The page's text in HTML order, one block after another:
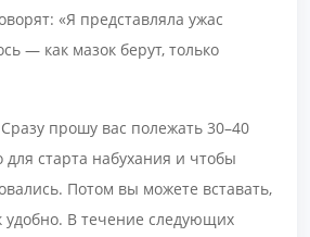
«Я представляла ужас
— как мазок берут, только
Сразу прошу вас полежать 30–40
старта набухания и чтобы
Потом вы можете вставать,
удобно. В течение следующих